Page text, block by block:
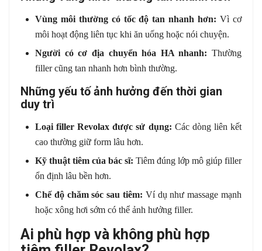
Vùng môi thường có tốc độ tan nhanh hơn: Vì cơ
môi hoạt động liên tục khi ăn uống hoặc nói chuyện.
Người có cơ địa chuyển hóa HA nhanh: Thường
filler cũng tan nhanh hơn bình thường.
Những yếu tố ảnh hưởng đến thời gian
duy trì
Loại filler Revolax được sử dụng: Các dòng liên kết
cao thường giữ form lâu hơn.
Kỹ thuật tiêm của bác sĩ: Tiêm đúng lớp mô giúp filler
ổn định lâu bền hơn.
Chế độ chăm sóc sau tiêm: Ví dụ như massage mạnh
hoặc xông hơi sớm có thể ảnh hưởng filler.
Ai phù hợp và không phù hợp